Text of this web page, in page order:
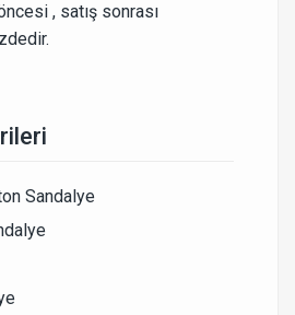
, satış sonrası
Sandalye